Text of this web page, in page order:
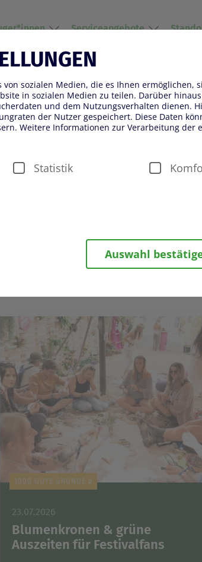
von sozialen Medien, die es Ihnen ermöglichen,
in sozialen Medien zu teilen. Darüber
und dem Nutzungsverhalten dienen.
der Nutzer gespeichert. Diese Daten
Weitere Informationen zur Verarbeitung der
Statistik
von Sicherheitsfunktionalitäten
beispielsweise die Speicherung Ihrer
der Seite eine schnellere Nutzung unserer
Abständen anonymisierte Daten und
nachvollziehen zu können.
Bedienung unserer Seiten zu erleichtern. So
Webseiten-Einstellungen temporär speichern
Verfügung stellen.
um Ihnen Inhalte anzuzeigen, die
die genau auf Ihr bisheriges Suchverhalten
Auswahl
Serviceangebote
1000 GUTE GRÜNDE #
23.07.2026
Blumenkronen & grüne
Auszeiten für Festivalfans